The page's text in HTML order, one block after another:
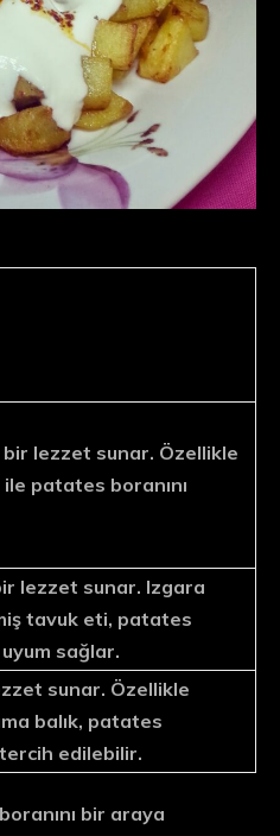
bir lezzet sunar. Özellikle
patates boranını
lezzet sunar. Izgara
tavuk eti, patates
sağlar.
sunar. Özellikle
balık, patates
tercih edilebilir.
bir araya